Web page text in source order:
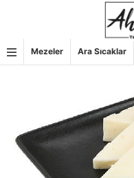
Mezeler Ara Sıcaklar